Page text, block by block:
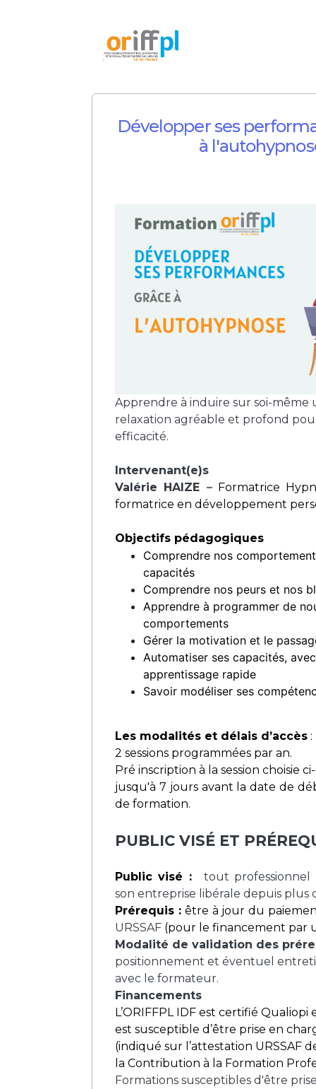
Développer ses
à
Apprendre à induire sur soi-même
relaxation agréable et profond
efficacité.
Intervenant(e)s
Valérie HAIZE – Formatrice
formatrice en développement
Objectifs pédagogiques
Comprendre nos
capacités
Comprendre nos peurs et nos
Apprendre à programmer de
comportements
Gérer la motivation et le
Automatiser ses capacités,
apprentissage rapide
Savoir modéliser ses
Les modalités et délais d’accès :
2 sessions programmées par an.
Pré inscription à la session choisie
jusqu'à 7 jours avant la date de
de formation.
PUBLIC VISÉ ET
Public visé : tout professionnel
son entreprise libérale depuis plus
Prérequis : être à jour du
URSSAF (pour le financement par
Modalité de validation des
positionnement et éventuel
avec le formateur.
Financements
L’ORIFFPL IDF est certifié
est susceptible d’être prise en
(indiqué sur l’attestation URSSAF
la Contribution à la Formation
Formations susceptibles d'être